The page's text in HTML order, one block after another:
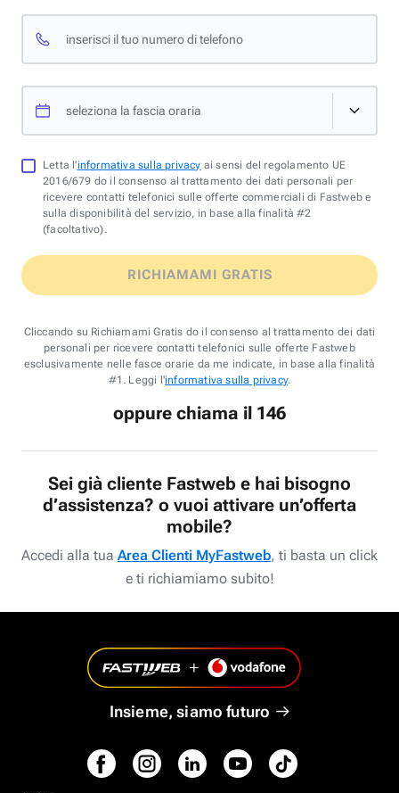
inserisci il tuo numero di telefono
seleziona la fascia oraria
Letta l'informativa sulla privacy ai sensi del regolamento UE
2016/679 do il consenso al trattamento dei dati personali per
ricevere contatti telefonici sulle offerte commerciali di Fastweb e
sulla disponibilità del servizio, in base alla finalità #2
(facoltativo).
RICHIAMAMI GRATIS
Cliccando su Richiamami Gratis do il consenso al trattamento dei dati
personali per ricevere contatti telefonici sulle offerte Fastweb
esclusivamente nelle fasce orarie da me indicate, in base alla finalità
#1. Leggi l'informativa sulla privacy.
oppure chiama il 146
Sei già cliente Fastweb e hai bisogno
d’assistenza? o vuoi attivare un’offerta
mobile?
Accedi alla tua Area Clienti MyFastweb, ti basta un click
e ti richiamiamo subito!
Insieme, siamo futuro